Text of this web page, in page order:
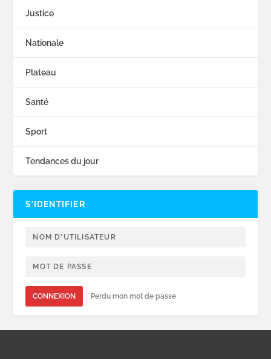
Justice
Nationale
Plateau
Santé
Sport
Tendances du jour
S’IDENTIFIER
CONNEXION Perdu mon mot de passe